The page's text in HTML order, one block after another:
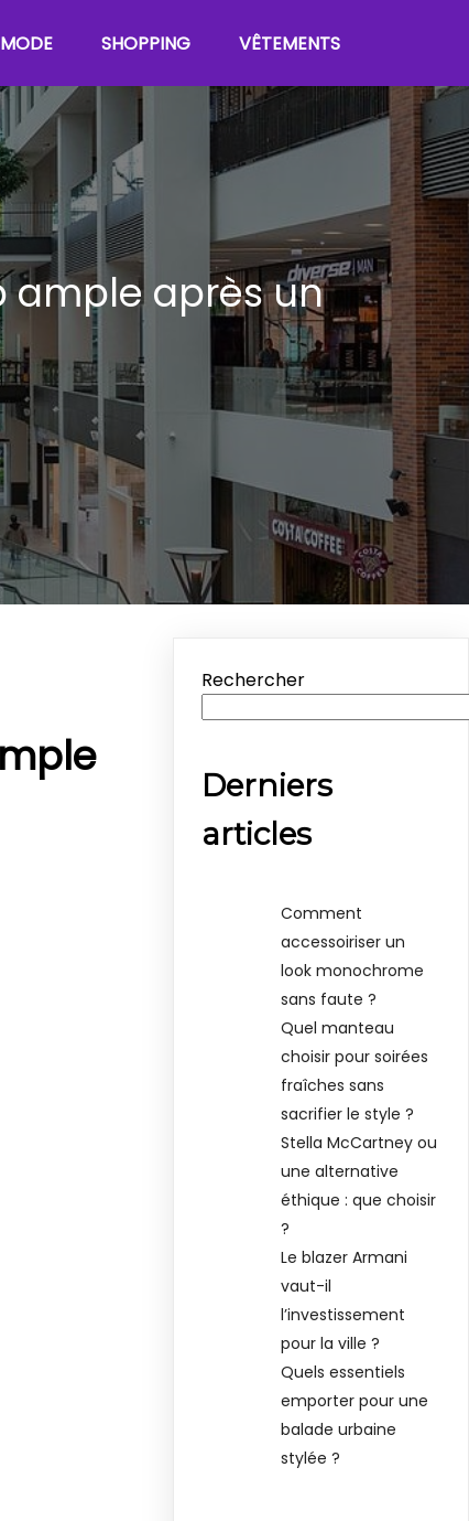
MODE SHOPPING VÊTEMENTS
ample après un
Rechercher
Derniers
articles
Comment
accessoiriser un
look monochrome
sans faute ?
Quel manteau
choisir pour soirées
fraîches sans
sacrifier le style ?
Stella McCartney ou
une alternative
éthique : que choisir
?
Le blazer Armani
vaut-il
l’investissement
pour la ville ?
Quels essentiels
emporter pour une
balade urbaine
stylée ?